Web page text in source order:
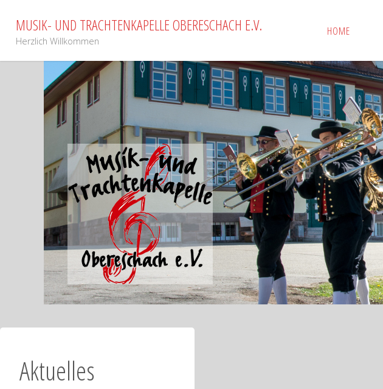
Inhalt
springen
MUSIK- UND TRACHTENKAPELLE OBERESCHACH E.V.
Herzlich Willkommen
HOME
Aktuelles